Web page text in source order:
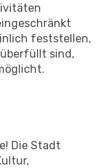
feststellen,
sind,
Die Stadt